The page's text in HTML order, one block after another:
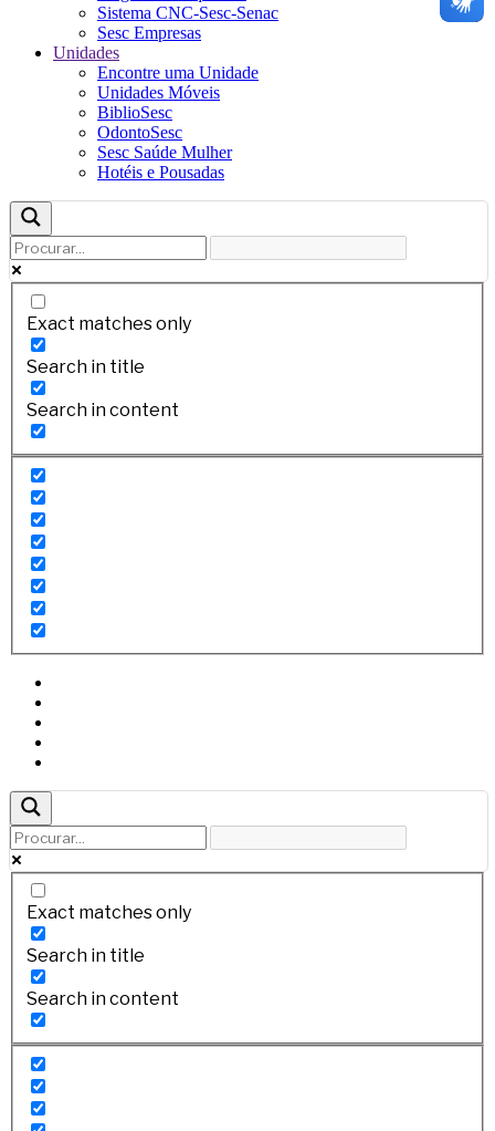
Sistema CNC-Sesc-Senac
Sesc Empresas
Unidades
Encontre uma Unidade
Unidades Móveis
BiblioSesc
OdontoSesc
Sesc Saúde Mulher
Hotéis e Pousadas
Exact matches only
Search in title
Search in content
Exact matches only
Search in title
Search in content